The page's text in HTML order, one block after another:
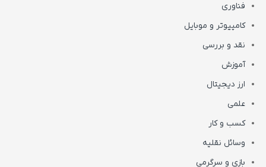
فناوری
کامپیوتر و موبایل
نقد و بررسی
آموزش
ارز دیجیتال
علمی
کسب و کار
وسائل نقلیه
بازی و سرگرمی